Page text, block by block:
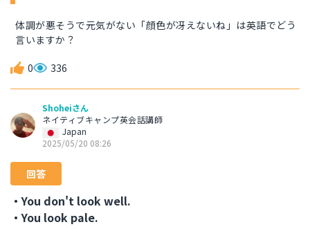
体調が悪そうで元気がない「顔色が冴えないね」は英語でどう
言いますか？
0 336
Shoheiさん
ネイティブキャンプ英会話講師
Japan
2025/05/20 08:26
回答
・You don't look well.
・You look pale.